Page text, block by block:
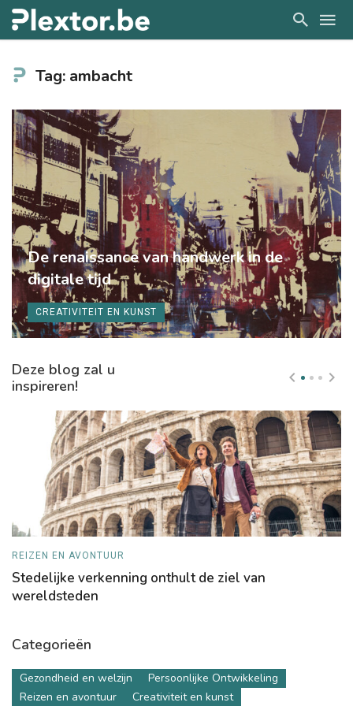
Tag: ambacht
CREATIVITEIT EN KUNST
De renaissance van handwerk in de
digitale tijd
Deze blog zal u
inspireren!
REIZEN EN AVONTUUR
Stedelijke verkenning onthult de ziel van
wereldsteden
Categorieën
Gezondheid en welzijn
Persoonlijke Ontwikkeling
Reizen en avontuur
Creativiteit en kunst